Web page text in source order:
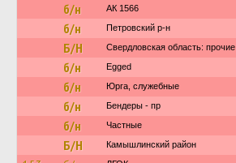
б/н АК 1566
б/н Петровский р-н
Б/Н Свердловская область: прочие
б/н Egged
б/н Юрга, служебные
б/н Бендеры - пр
б/н Частные
Б/Н Камышлинский район